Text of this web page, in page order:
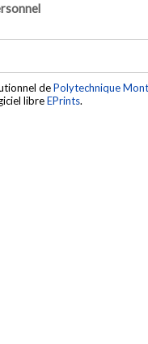
dePolytechnique
libreEPrints.